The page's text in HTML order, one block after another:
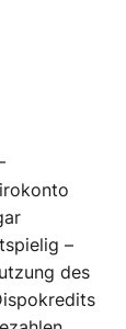
–
des